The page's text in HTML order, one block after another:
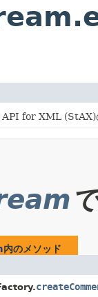
for XML (StAX)
内のメソッド